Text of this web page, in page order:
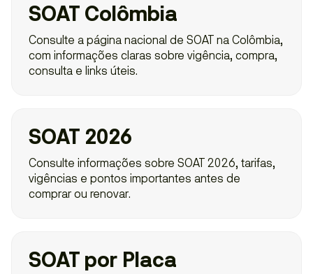
SOAT Colômbia
Consulte a página nacional de SOAT na Colômbia,
com informações claras sobre vigência, compra,
consulta e links úteis.
SOAT 2026
Consulte informações sobre SOAT 2026, tarifas,
vigências e pontos importantes antes de
comprar ou renovar.
SOAT por Placa